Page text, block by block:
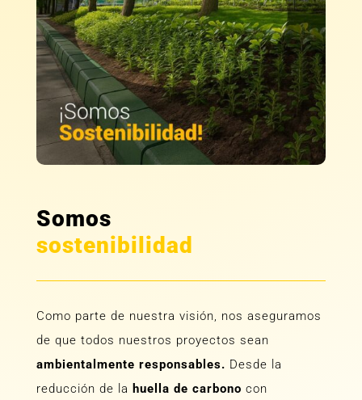
Somos
sostenibilidad
Como parte de nuestra visión, nos aseguramos
de que todos nuestros proyectos sean
ambientalmente responsables. Desde la
reducción de la huella de carbono con